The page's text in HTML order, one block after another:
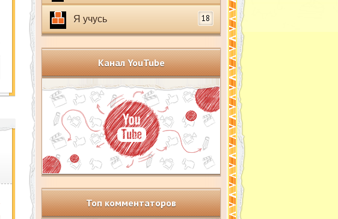
Я учусь 18
Канал YouTube
Топ комментаторов